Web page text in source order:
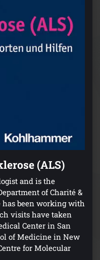
(ALS)
and is the
of Charité &
been working with
visits have taken
Center in San
of Medicine in New
for Molecular